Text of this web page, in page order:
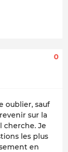
0
oublier, sauf
sur la
cherche. Je
les plus
en